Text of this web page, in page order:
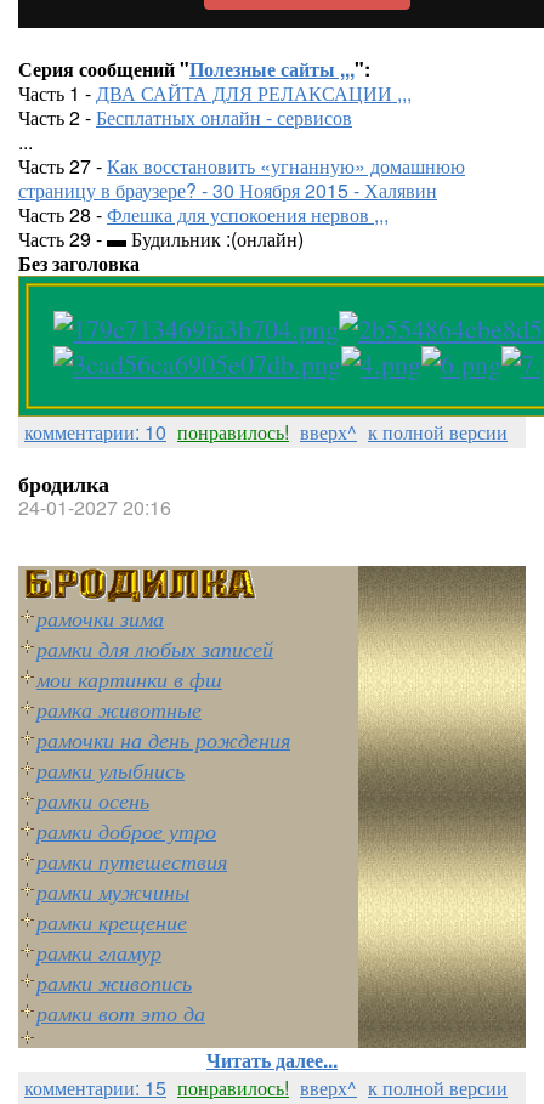
Серия сообщений "Полезные сайты ,,,":
Часть 1 -ДВА САЙТА ДЛЯ РЕЛАКСАЦИИ ,,,
Часть 2 -Бесплатных онлайн - сервисов
...
Часть 27 -Как восстановить «угнанную» домашнюю
страницу в браузере? - 30 Ноября 2015 - Халявин
Часть 28 -Флешка для успокоения нервов ,,,
Часть 29 - ▬ Будильник :(онлайн)
Без заголовка
комментарии: 10 понравилось! вверх^ к полной версии
бродилка
24-01-2027 20:16
рамочки зима
рамки для любых записей
мои картинки в фш
рамка животные
рамочки на день рождения
рамки улыбнись
рамки осень
рамки доброе утро
рамки путешествия
рамки мужчины
рамки крещение
рамки гламур
рамки живопись
рамки вот это да
Читать далее...
комментарии: 15 понравилось! вверх^ к полной версии